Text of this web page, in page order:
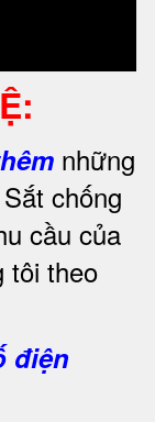
những
chống
cầu của
tôi theo
điện